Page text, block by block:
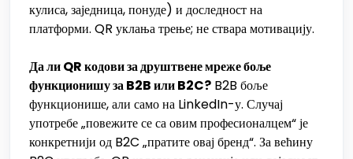
кулиса, заједница, понуде) и доследност на
платформи. QR уклања трење; не ствара мотивацију.
Да ли QR кодови за друштвене мреже боље
функционишу за B2B или B2C? B2B боље
функционише, али само на LinkedIn-у. Случај
употребе „повежите се са овим професионалцем“ је
конкретнији од B2C „пратите овај бренд“. За већину